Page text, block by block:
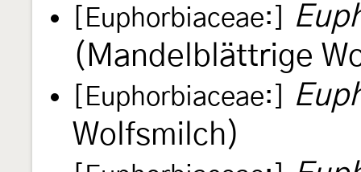
[Euphorbiaceae:]
(Mandelblättrige
[Euphorbiaceae:]
Wolfsmilch)